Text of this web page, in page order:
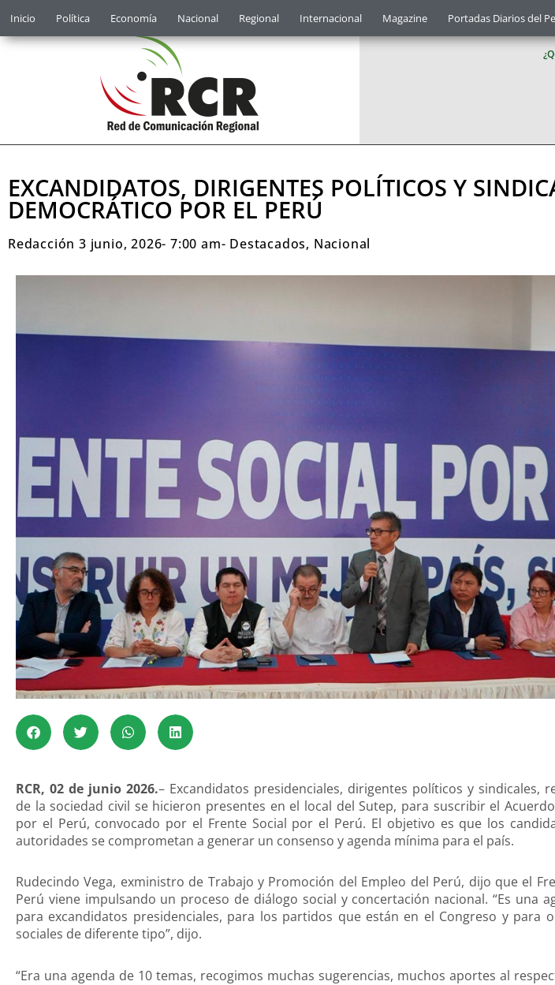
Inicio Política Economía Nacional Regional Internacional Magazine Portadas Diarios del
EXCANDIDATOS, DIRIGENTES POLÍTICOS Y
DEMOCRÁTICO POR EL PERÚ
Redacción 3 junio, 2026- 7:00 am- Destacados, Nacional
RCR, 02 de junio 2026.– Excandidatos presidenciales, dirigentes políticos y sindicales,
de la sociedad civil se hicieron presentes en el local del Sutep, para suscribir el
por el Perú, convocado por el Frente Social por el Perú. El objetivo es que los
autoridades se comprometan a generar un consenso y agenda mínima para el país.
Rudecindo Vega, exministro de Trabajo y Promoción del Empleo del Perú, dijo que el
Perú viene impulsando un proceso de diálogo social y concertación nacional. “Es una
para excandidatos presidenciales, para los partidos que están en el Congreso y para
sociales de diferente tipo”, dijo.
“Era una agenda de 10 temas, recogimos muchas sugerencias, muchos aportes al